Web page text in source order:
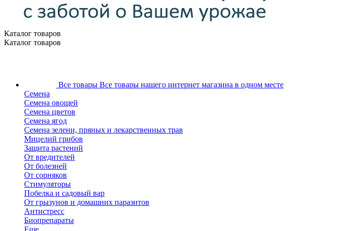
Каталог товаров
Каталог товаров
Все товары Все товары нашего интернет магазина в одном месте
Семена
Семена овощей
Семена цветов
Семена ягод
Семена зелени, пряных и лекарственных трав
Мицелий грибов
Защита растений
От вредителей
От болезней
От сорняков
Стимуляторы
Побелка и садовый вар
От грызунов и домашних паразитов
Антистресс
Биопрепараты
Еще